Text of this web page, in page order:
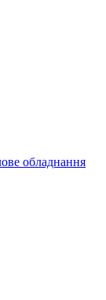
обладнання